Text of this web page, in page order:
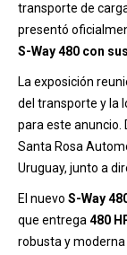
transporte de
presentó
S-Way 480 con
La exposición
del transporte y la
para este anuncio.
Santa Rosa
Uruguay, junto a
El nuevo S-Way
que entrega 480
robusta y moderna